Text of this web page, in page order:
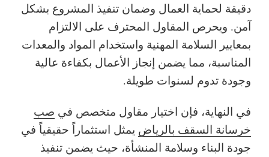
دقيقة لحماية العمال وضمان تنفيذ المشروع بشكل
آمن. ويحرص المقاول المحترف على الالتزام
بمعايير السلامة المهنية واستخدام المواد والمعدات
المناسبة، مما يضمن إنجاز الأعمال بكفاءة عالية
وجودة تدوم لسنوات طويلة.
في النهاية، فإن اختيار مقاول متخصص في صب
خرسانة السقف بالرياض يمثل استثماراً حقيقياً في
جودة البناء وسلامة المنشأة، حيث يضمن تنفيذ